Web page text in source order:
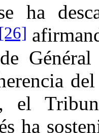
ha
[26]
el
ha